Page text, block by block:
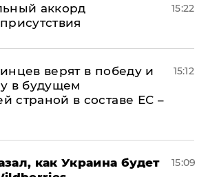
аккорд
15:22
верят в победу и
в будущем
страной в составе ЕС –
15:12
как Украина будет
15:09